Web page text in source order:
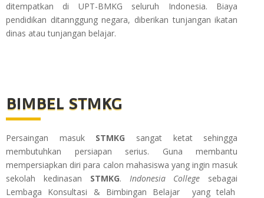
ditempatkan di UPT-BMKG seluruh Indonesia. Biaya
pendidikan ditannggung negara, diberikan tunjangan ikatan
dinas atau tunjangan belajar.
BIMBEL STMKG
Persaingan masuk STMKG sangat ketat sehingga
membutuhkan persiapan serius. Guna membantu
mempersiapkan diri para calon mahasiswa yang ingin masuk
sekolah kedinasan STMKG. Indonesia College
sebagai
Lembaga Konsultasi & Bimbingan Belajar yang telah